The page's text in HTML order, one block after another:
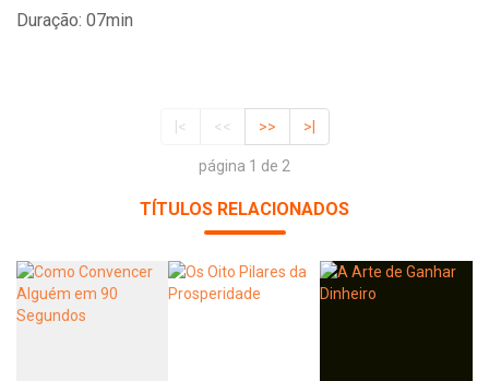
Duração: 07min
|< << >> >|
página 1 de 2
TÍTULOS RELACIONADOS